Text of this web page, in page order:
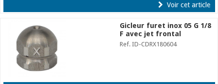
Voir cet article
Gicleur furet inox 05 G 1/8
F avec jet frontal
Ref. ID-CDRX180604